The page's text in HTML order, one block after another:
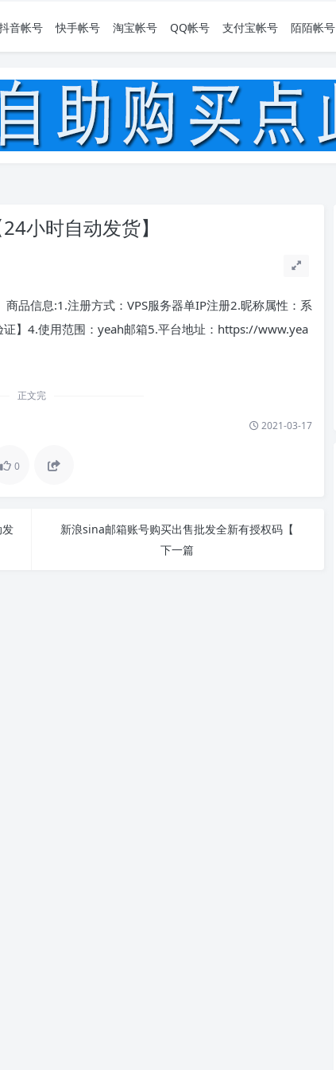
音帐号 快手帐号 淘宝帐号 QQ帐号 支付宝帐号 陌陌帐号
小时自动发货】
品信息:1.注册方式：VPS服务器单IP注册2.昵称属性：系
】4.使用范围：yeah邮箱5.平台地址：https://www.yea
正文完
2021-03-17
0
新浪sina邮箱账号购买出售批发全新有授权码【
下一篇